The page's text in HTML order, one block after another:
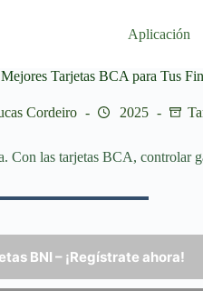
Aplicación
Tarjetas BCA para Tus
Cordeiro 2025
Con las tarjetas BCA, controlar
BNI – ¡Regístrate ahora!